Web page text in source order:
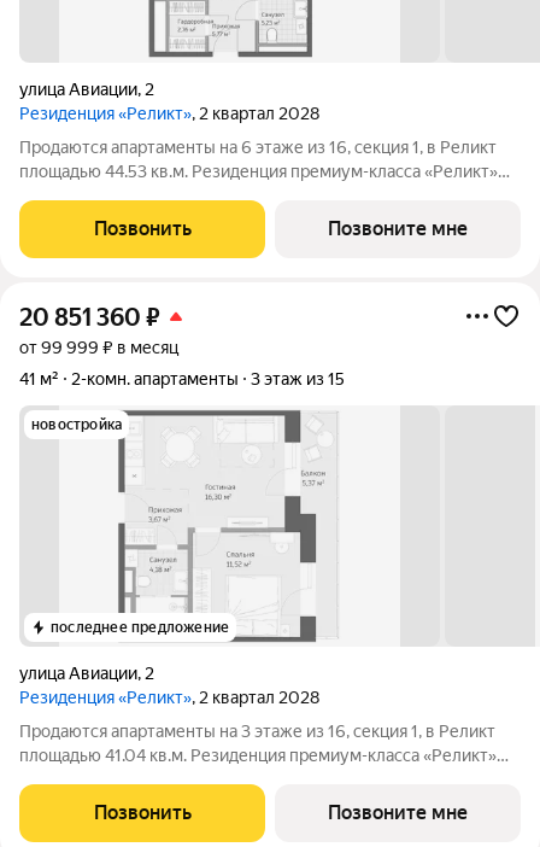
улица Авиации, 2
Резиденция «Реликт», 2 квартал 2028
Продаются апартаменты на 6 этаже из 16, секция 1, в Реликт
площадью 44.53 кв.м. Резиденция премиум-класса «Реликт»
центре города-курорта, вблизи Курортного бульвара и
Нарзанной галереи. Проект
Позвонить Позвоните мне
20 851 360 ₽
от 99 999 ₽ в месяц
41 м²
2-комн. апартаменты 3 этаж из 15
новостройка
последнее предложение
улица Авиации, 2
Резиденция «Реликт», 2 квартал 2028
Продаются апартаменты на 3 этаже из 16, секция 1, в Реликт
площадью 41.04 кв.м. Резиденция премиум-класса «Реликт»
центре города-курорта, вблизи Курортного бульвара и
Нарзанной галереи. Проект
Позвонить Позвоните мне